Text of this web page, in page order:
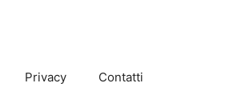
Privacy Contatti